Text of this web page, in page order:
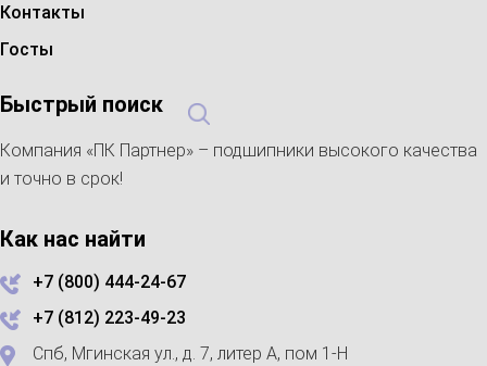
Контакты
Госты
Быстрый поиск
Компания «ПК Партнер» – подшипники высокого качества
и точно в срок!
Как нас найти
+7 (800) 444-24-67
+7 (812) 223-49-23
Спб, Мгинская ул., д. 7, литер А, пом 1-Н